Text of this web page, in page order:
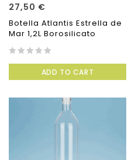
27,50 €
Botella Atlantis Estrella de
Mar 1,2L Borosilicato
of
ADD TO CART